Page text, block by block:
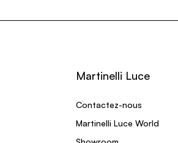
Martinelli Luce
Contactez-nous
Martinelli Luce World